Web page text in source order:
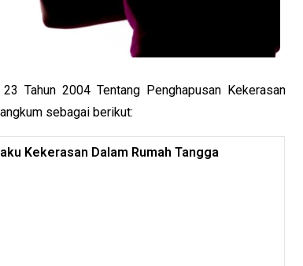
Tahun 2004 Tentang Penghapusan Kekerasan
sebagai berikut:
Kekerasan Dalam Rumah Tangga